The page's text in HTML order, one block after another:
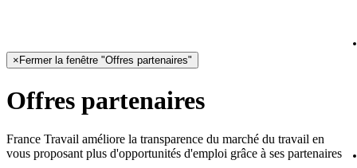
× Fermer la fenêtre "Offres partenaires"
Offres partenaires
France Travail améliore la transparence du marché du travail en
vous proposant plus d'opportunités d'emploi grâce à ses partenaires